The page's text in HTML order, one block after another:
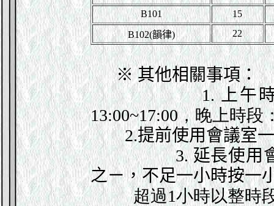
B101
15
B102(韻律)
22
※ 其他相關事項：
1.上午
13:00~17:00，晚上時段
2.提前使用會議室
3.延長使用
之ㄧ，不足一小時按一
超過1小時以整時